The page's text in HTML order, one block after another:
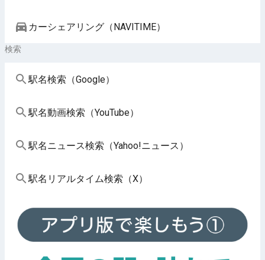
カーシェアリング（NAVITIME）
検索
駅名検索（Google）
駅名動画検索（YouTube）
駅名ニュース検索（Yahoo!ニュース）
駅名リアルタイム検索（X）